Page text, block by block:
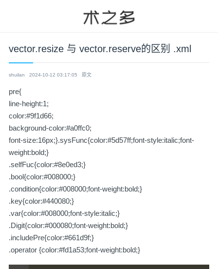
vector.resize 与 vector.reserve的区别 .xml
shuilan 2024-10-12 03:17:05 原文
pre{
line-height:1;
color:#9f1d66;
background-color:#a0ffc0;
font-size:16px;}.sysFunc{color:#5d57ff;font-style:italic;font-
weight:bold;}
.selfFuc{color:#8e0ed3;}
.bool{color:#008000;}
.condition{color:#008000;font-weight:bold;}
.key{color:#440080;}
.var{color:#008000;font-style:italic;}
.Digit{color:#000080;font-weight:bold;}
.includePre{color:#661d9f;}
.operator {color:#fd1a53;font-weight:bold;}